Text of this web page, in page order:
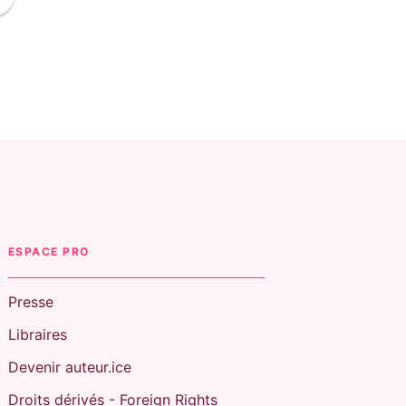
ESPACE PRO
Presse
Libraires
Devenir auteur.ice
Droits dérivés - Foreign Rights